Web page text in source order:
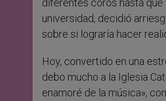
universidad, decidió
sobre si lograría hacer
Hoy, convertido en una
debo mucho a la Iglesia
enamoré de la música»,